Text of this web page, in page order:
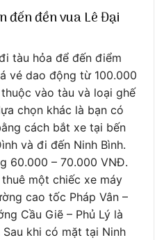
đến đền vua Lê Đại
tàu hỏa để đến điểm
vé dao động từ 100.000
vào tàu và loại ghế
chọn khác là bạn có
cách bắt xe tại bến
và đi đến Ninh Bình.
60.000 – 70.000 VNĐ.
một chiếc xe máy
cao tốc Pháp Vân –
Cầu Giẽ – Phủ Lý là
khi có mặt tại Ninh